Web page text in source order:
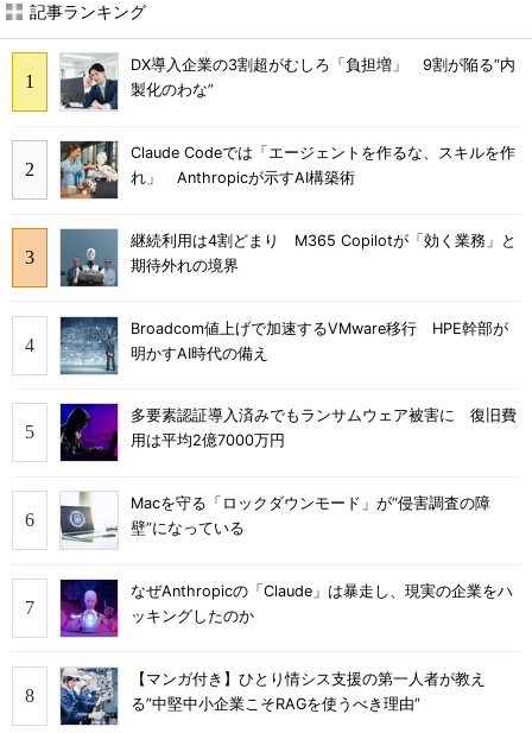
記事ランキング
DX導入企業の3割超がむしろ「負担増」 9割が陥る“内
製化のわな”
Claude Codeでは「エージェントを作るな、スキルを作
れ」 Anthropicが示すAI構築術
継続利用は4割どまり M365 Copilotが「効く業務」と
期待外れの境界
Broadcom値上げで加速するVMware移行 HPE幹部が
明かすAI時代の備え
多要素認証導入済みでもランサムウェア被害に 復旧費
用は平均2億7000万円
Macを守る「ロックダウンモード」が“侵害調査の障
壁”になっている
なぜAnthropicの「Claude」は暴走し、現実の企業をハ
ッキングしたのか
【マンガ付き】ひとり情シス支援の第一人者が教え
る”中堅中小企業こそRAGを使うべき理由”